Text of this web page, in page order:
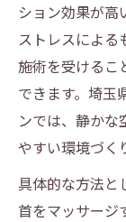
ション効果が高
ストレスによる
施術を受けるこ
できます。埼玉
ンでは、静かな
やすい環境づく
具体的な方法と
首をマッサージ